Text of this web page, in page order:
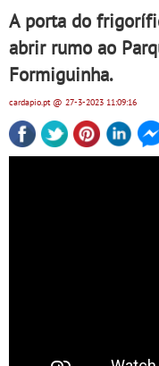
A porta do
abrir rumo ao
Formiguinha.
cardapio.pt@ 27-3-2023 11:09:16